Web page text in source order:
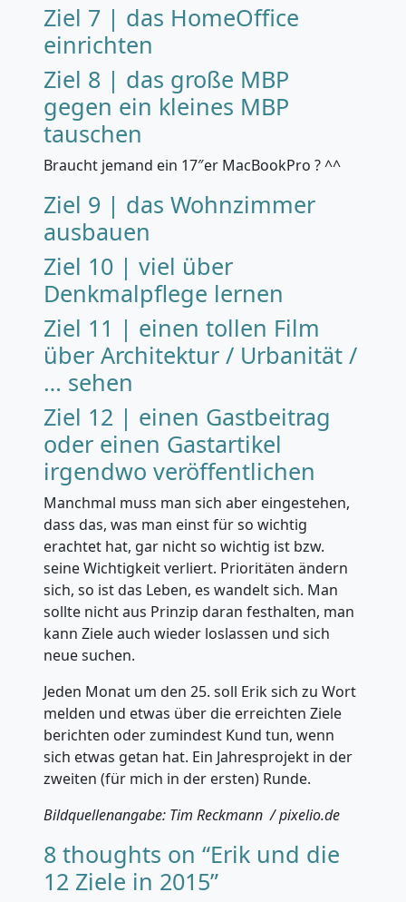
Ziel 7 | das HomeOffice
einrichten
Ziel 8 | das große MBP
gegen ein kleines MBP
tauschen
Braucht jemand ein 17″er MacBookPro ? ^^
Ziel 9 | das Wohnzimmer
ausbauen
Ziel 10 | viel über
Denkmalpflege lernen
Ziel 11 | einen tollen Film
über Architektur / Urbanität /
… sehen
Ziel 12 | einen Gastbeitrag
oder einen Gastartikel
irgendwo veröffentlichen
Manchmal muss man sich aber eingestehen,
dass das, was man einst für so wichtig
erachtet hat, gar nicht so wichtig ist bzw.
seine Wichtigkeit verliert. Prioritäten ändern
sich, so ist das Leben, es wandelt sich. Man
sollte nicht aus Prinzip daran festhalten, man
kann Ziele auch wieder loslassen und sich
neue suchen.
Jeden Monat um den 25. soll Erik sich zu Wort
melden und etwas über die erreichten Ziele
berichten oder zumindest Kund tun, wenn
sich etwas getan hat. Ein Jahresprojekt in der
zweiten (für mich in der ersten) Runde.
Bildquellenangabe: Tim Reckmann / pixelio.de
8 thoughts on “Erik und die
12 Ziele in 2015”